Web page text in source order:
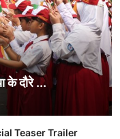
के दौरे ...
Teaser Trailer